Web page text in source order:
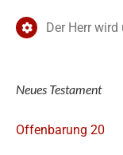
Der Herr wird
Neues Testament
Offenbarung 20